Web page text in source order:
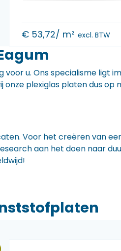
€53,72/ m² excl. BTW
u. Ons specialisme ligt
plexiglas platen dus
Voor het creëren van
aan het doen naar